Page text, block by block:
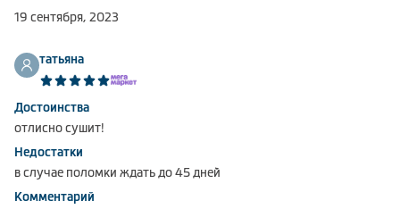
19 сентября, 2023
татьяна
Достоинства
отлисно сушит!
Недостатки
в случае поломки ждать до 45 дней
Комментарий